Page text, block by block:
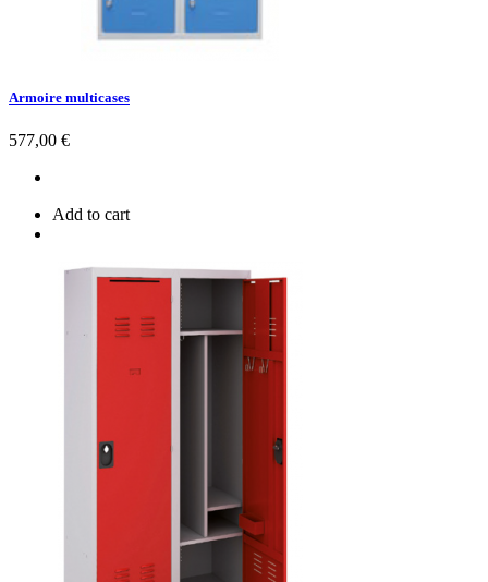
Armoire multicases
Prix
577,00 €
Add to cart